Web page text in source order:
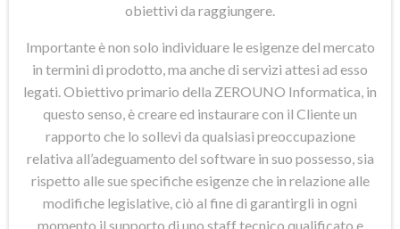
obiettivi da raggiungere.
Importante è non solo individuare le esigenze del mercato
in termini di prodotto, ma anche di servizi attesi ad esso
legati. Obiettivo primario della ZEROUNO Informatica, in
questo senso, è creare ed instaurare con il Cliente un
rapporto che lo sollevi da qualsiasi preoccupazione
relativa all’adeguamento del software in suo possesso, sia
rispetto alle sue specifiche esigenze che in relazione alle
modifiche legislative, ciò al fine di garantirgli in ogni
momento il supporto di uno staff tecnico qualificato e